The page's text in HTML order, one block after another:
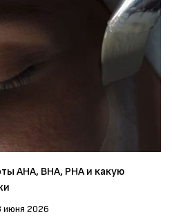
AHA, BHA, PHA и какую
июня 2026